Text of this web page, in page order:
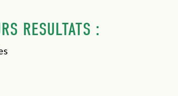
RÉSULTATS :